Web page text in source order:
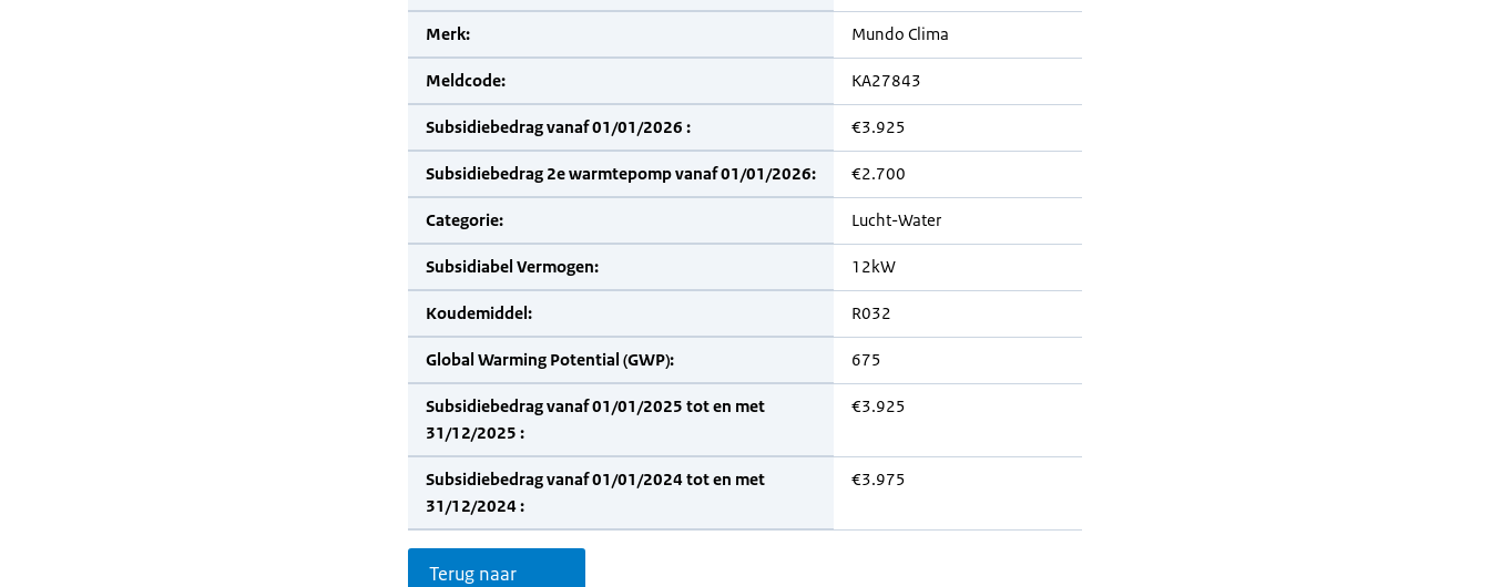
Merk: Mundo Clima
Meldcode: KA27843
Subsidiebedrag vanaf 01/01/2026 : €3.925
Subsidiebedrag 2e warmtepomp vanaf 01/01/2026: €2.700
Categorie: Lucht-Water
Subsidiabel Vermogen: 12kW
Koudemiddel: R032
Global Warming Potential (GWP): 675
Subsidiebedrag vanaf 01/01/2025 tot en met
31/12/2025 :
€3.925
Subsidiebedrag vanaf 01/01/2024 tot en met
31/12/2024 :
€3.975
Terug naar